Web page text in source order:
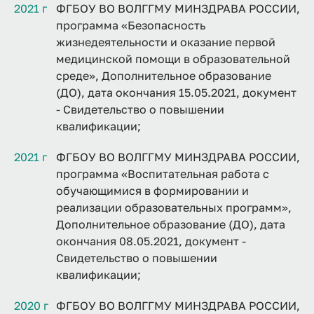
2021 г
ФГБОУ ВО ВОЛГГМУ МИНЗДРАВА РОССИИ,
программа «Безопасность
жизнедеятельности и оказание первой
медицинской помощи в образовательной
среде», Дополнительное образование
(ДО), дата окончания 15.05.2021, документ
- Свидетельство о повышении
квалификации;
2021 г
ФГБОУ ВО ВОЛГГМУ МИНЗДРАВА РОССИИ,
программа «Воспитательная работа с
обучающимися в формировании и
реализации образовательных программ»,
Дополнительное образование (ДО), дата
окончания 08.05.2021, документ -
Свидетельство о повышении
квалификации;
2020 г ФГБОУ ВО ВОЛГГМУ МИНЗДРАВА РОССИИ,